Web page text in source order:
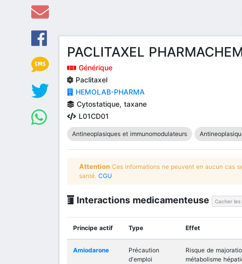
PACLITAXEL
Générique
Paclitaxel
HEMOLAB-PHARMA
Cytostatique, taxane
L01CD01
Antineoplasiques et immunomodulateurs
Attention Ces informations ne peuvent en aucun cas
santé. CGU
Interactions medicamenteuse Cacher
Principe actif Type Effet
Amiodarone
Précaution
d'emploi
Risque de
métabolisme